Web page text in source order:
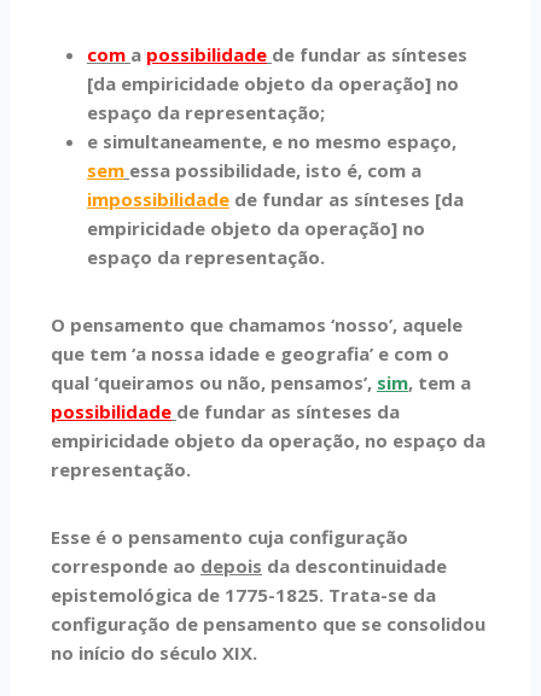
com a possibilidade de fundar as sínteses
[da empiricidade objeto da operação] no
espaço da representação;
e simultaneamente, e no mesmo espaço,
sem essa possibilidade, isto é, com a
impossibilidade de fundar as sínteses [da
empiricidade objeto da operação] no
espaço da representação.
O pensamento que chamamos ‘nosso’, aquele
que tem ‘a nossa idade e geografia’ e com o
qual ‘queiramos ou não, pensamos’, sim, tem a
possibilidade de fundar as sínteses da
empiricidade objeto da operação, no espaço da
representação.
Esse é o pensamento cuja configuração
corresponde ao depois da descontinuidade
epistemológica de 1775-1825. Trata-se da
configuração de pensamento que se consolidou
no início do século XIX.